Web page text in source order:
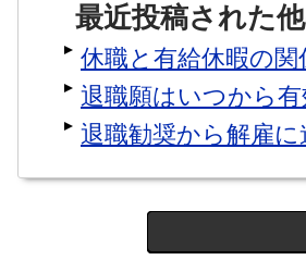
最近投稿された
休職と有給休暇の関
退職願はいつから
退職勧奨から解雇